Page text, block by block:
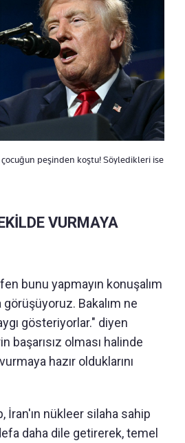
peşinden koştu! Söyledikleri ise
VURMAYA
bunu yapmayın konuşalım
Bakalım ne
gösteriyorlar." diyen
başarısız olması halinde
hazır olduklarını
İran'ın nükleer silaha sahip
daha dile getirerek, temel